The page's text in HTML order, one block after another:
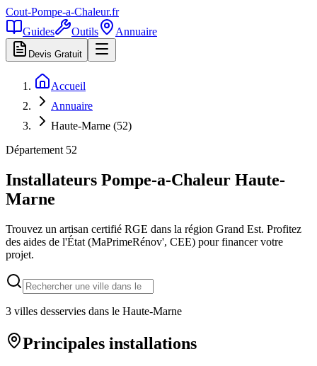
Cout-Pompe-a-Chaleur.fr
Guides
Outils Annuaire
Devis Gratuit
Accueil
Annuaire
Haute-Marne (52)
Département 52
Installateurs Pompe-a-Chaleur Haute-
Marne
Trouvez un artisan certifié RGE dans la région Grand Est. Profitez
des aides de l'État (MaPrimeRénov', CEE) pour financer votre
projet.
3 villes desservies dans le Haute-Marne
Principales installations